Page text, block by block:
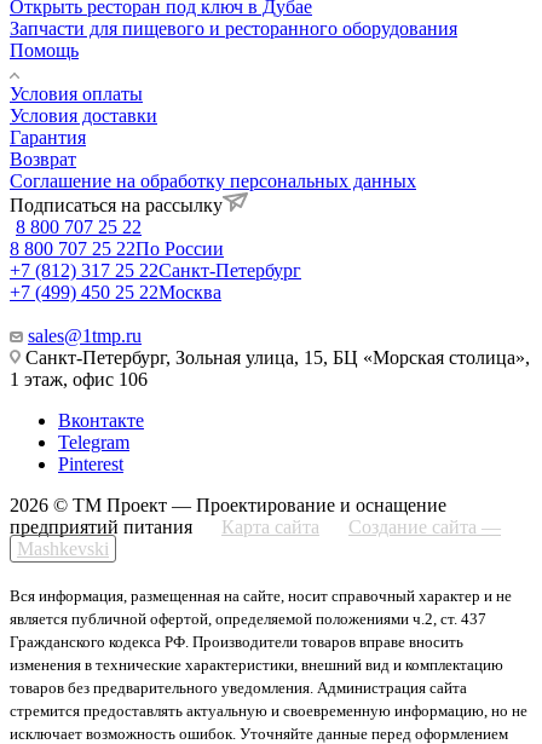
Открыть ресторан под ключ в Дубае
Запчасти для пищевого и ресторанного оборудования
Помощь
Условия оплаты
Условия доставки
Гарантия
Возврат
Соглашение на обработку персональных данных
Подписаться на рассылку
8 800 707 25 22
8 800 707 25 22По России
+7 (812) 317 25 22Санкт-Петербург
+7 (499) 450 25 22Москва
sales@1tmp.ru
Санкт-Петербург, Зольная улица, 15, БЦ «Морская столица»,
1 этаж, офис 106
Вконтакте
Telegram
Pinterest
2026 © ТМ Проект — Проектирование и оснащение
предприятий питания
Карта сайта
Создание сайта —
Mashkevski
Вся информация, размещенная на сайте, носит справочный характер и не
является публичной офертой, определяемой положениями ч.2, ст. 437
Гражданского кодекса РФ. Производители товаров вправе вносить
изменения в технические характеристики, внешний вид и комплектацию
товаров без предварительного уведомления. Администрация сайта
стремится предоставлять актуальную и своевременную информацию, но не
исключает возможность ошибок. Уточняйте данные перед оформлением